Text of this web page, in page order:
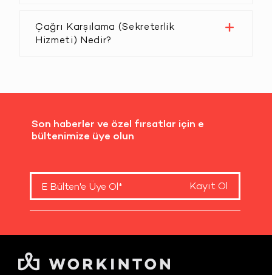
Çağrı Karşılama (Sekreterlik
Hizmeti) Nedir?
Son haberler ve özel fırsatlar için e
bültenimize üye olun
Kayıt Ol